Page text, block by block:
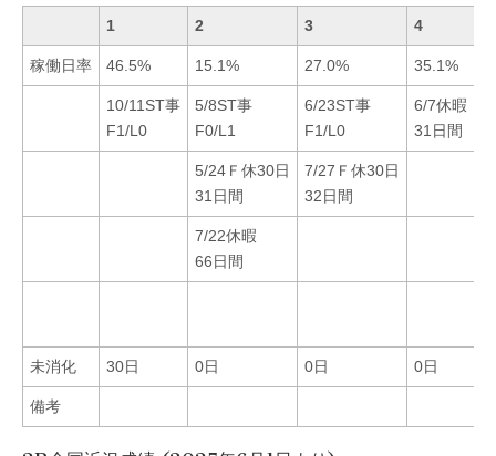
1 2 3 4
稼働日率 46.5% 15.1% 27.0% 35.1%
10/11ST事
F1/L0
5/8ST事
F0/L1
6/23ST事
F1/L0
6/7休暇
31日間
5/24Ｆ休30日
31日間
7/27Ｆ休30日
32日間
7/22休暇
66日間
未消化 30日 0日 0日 0日
備考